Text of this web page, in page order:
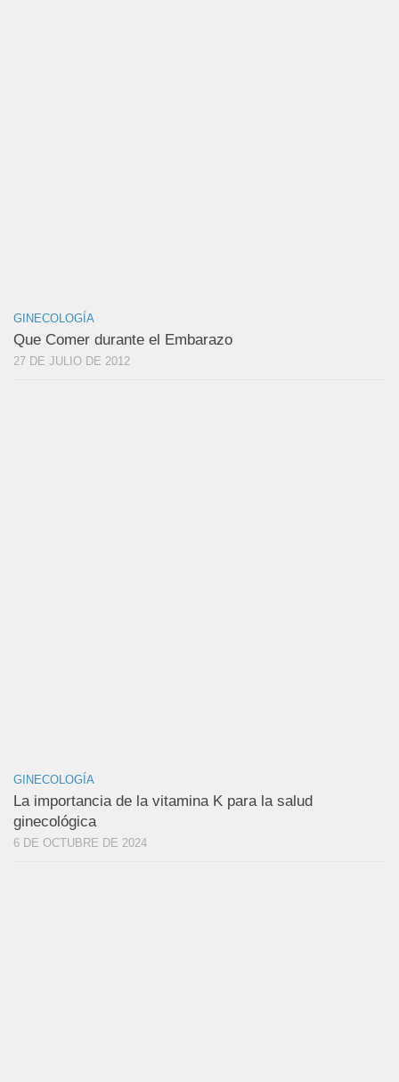
GINECOLOGÍA
Que Comer durante el Embarazo
27 DE JULIO DE 2012
GINECOLOGÍA
La importancia de la vitamina K para la salud
ginecológica
6 DE OCTUBRE DE 2024